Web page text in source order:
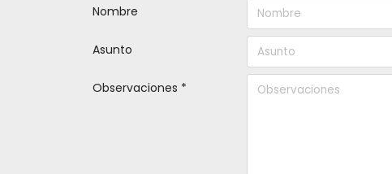
Nombre
Asunto
Observaciones *